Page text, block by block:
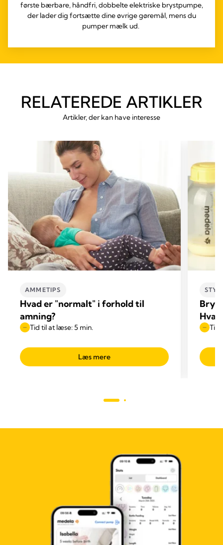
første bærbare, håndfri, dobbelte elektriske brystpumpe,
der lader dig fortsætte dine øvrige gøremål, mens du
pumper mælk ud.
RELATEREDE ARTIKLER
Artikler, der kan have interesse
AMMETIPS
Hvad er "normalt" i forhold til
amning?
Tid til at læse: 5 min.
Læs mere
Tid